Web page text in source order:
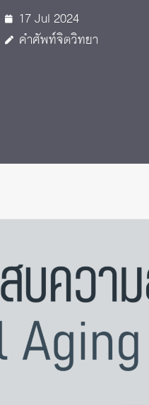
Intranet
17 Jul 2024
คำศัพท์จิตวิทยา